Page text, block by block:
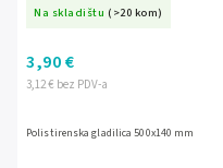
Na skladištu (>20 kom)
3,12 € bez PDV-a
3,90 €
Polistirenska gladilica 500x140 mm